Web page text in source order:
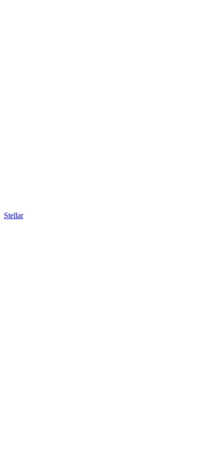
Stellar